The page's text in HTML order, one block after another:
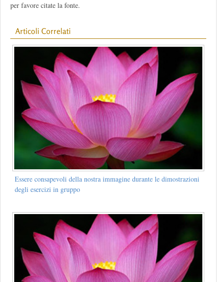
per favore citate la fonte.
Articoli Correlati
Essere consapevoli della nostra immagine durante le dimostrazioni
degli esercizi in gruppo